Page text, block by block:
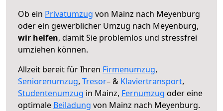
Ob ein Privatumzug von Mainz nach Meyenburg
oder ein gewerblicher Umzug nach Meyenburg,
wir helfen, damit Sie problemlos und stressfrei
umziehen können.
Allzeit bereit für Ihren Firmenumzug,
Seniorenumzug, Tresor– & Klaviertransport,
Studentenumzug in Mainz, Fernumzug oder eine
optimale Beiladung von Mainz nach Meyenburg.